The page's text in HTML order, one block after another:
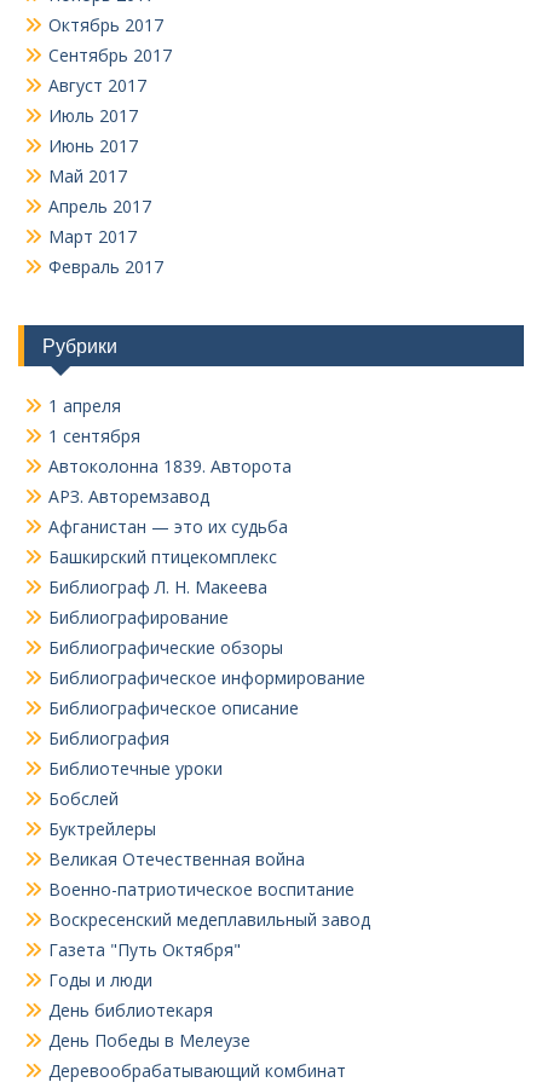
Октябрь 2017
Сентябрь 2017
Август 2017
Июль 2017
Июнь 2017
Май 2017
Апрель 2017
Март 2017
Февраль 2017
Рубрики
1 апреля
1 сентября
Автоколонна 1839. Авторота
АРЗ. Авторемзавод
Афганистан — это их судьба
Башкирский птицекомплекс
Библиограф Л. Н. Макеева
Библиографирование
Библиографические обзоры
Библиографическое информирование
Библиографическое описание
Библиография
Библиотечные уроки
Бобслей
Буктрейлеры
Великая Отечественная война
Военно-патриотическое воспитание
Воскресенский медеплавильный завод
Газета "Путь Октября"
Годы и люди
День библиотекаря
День Победы в Мелеузе
Деревообрабатывающий комбинат